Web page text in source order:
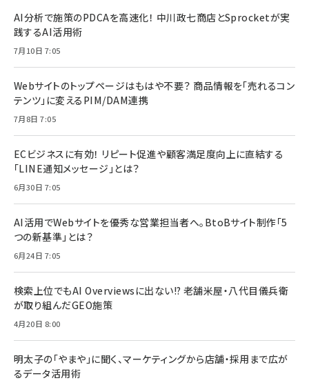
AI分析で施策のPDCAを高速化！ 中川政七商店とSprocketが実
践するAI活用術
7月10日 7:05
Webサイトのトップページはもはや不要？ 商品情報を「売れるコン
テンツ」に変えるPIM/DAM連携
7月8日 7:05
ECビジネスに有効！ リピート促進や顧客満足度向上に直結する
「LINE通知メッセージ」とは？
6月30日 7:05
AI活用でWebサイトを優秀な営業担当者へ。BtoBサイト制作「5
つの新基準」とは？
6月24日 7:05
検索上位でもAI Overviewsに出ない!? 老舗米屋・八代目儀兵衛
が取り組んだGEO施策
4月20日 8:00
明太子の「やまや」に聞く、マーケティングから店舗・採用まで広が
るデータ活用術